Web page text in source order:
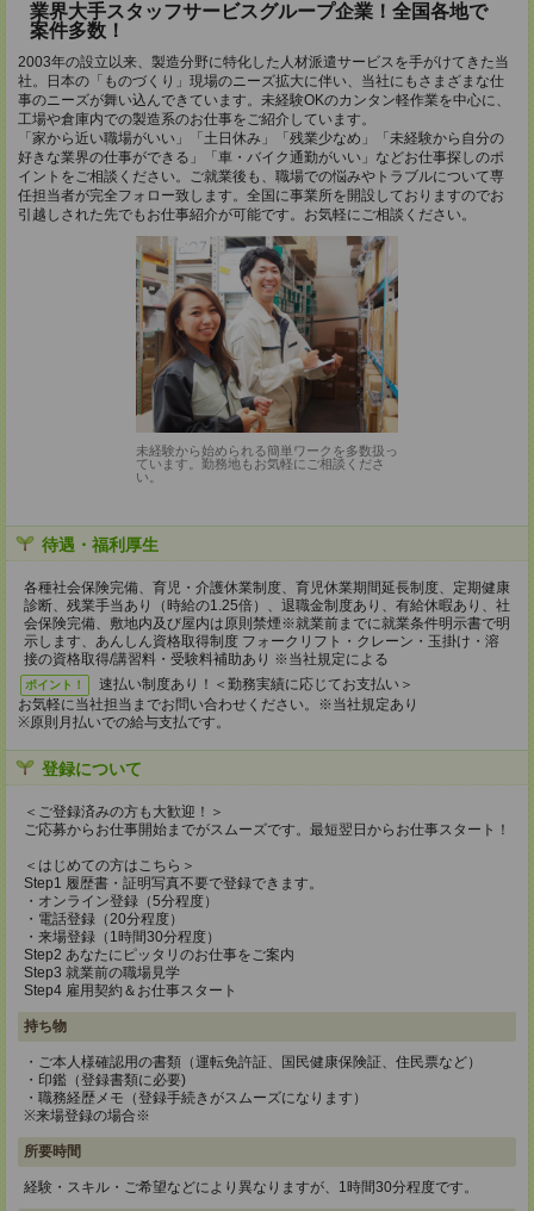
業界大手スタッフサービスグループ企業！全国各地で
案件多数！
2003年の設立以来、製造分野に特化した人材派遣サービスを手がけてきた当
社。日本の「ものづくり」現場のニーズ拡大に伴い、当社にもさまざまな仕
事のニーズが舞い込んできています。未経験OKのカンタン軽作業を中心に、
工場や倉庫内での製造系のお仕事をご紹介しています。
「家から近い職場がいい」「土日休み」「残業少なめ」「未経験から自分の
好きな業界の仕事ができる」「車・バイク通勤がいい」などお仕事探しのポ
イントをご相談ください。ご就業後も、職場での悩みやトラブルについて専
任担当者が完全フォロー致します。全国に事業所を開設しておりますのでお
引越しされた先でもお仕事紹介が可能です。お気軽にご相談ください。
未経験から始められる簡単ワークを多数扱っ
ています。勤務地もお気軽にご相談くださ
い。
待遇・福利厚生
各種社会保険完備、育児・介護休業制度、育児休業期間延長制度、定期健康
診断、残業手当あり（時給の1.25倍）、退職金制度あり、有給休暇あり、社
会保険完備、敷地内及び屋内は原則禁煙※就業前までに就業条件明示書で明
示します、あんしん資格取得制度 フォークリフト・クレーン・玉掛け・溶
接の資格取得/講習料・受験料補助あり ※当社規定による
ポイント！
速払い制度あり！＜勤務実績に応じてお支払い＞
お気軽に当社担当までお問い合わせください。※当社規定あり
※原則月払いでの給与支払です。
登録について
＜ご登録済みの方も大歓迎！＞
ご応募からお仕事開始までがスムーズです。最短翌日からお仕事スタート！
＜はじめての方はこちら＞
Step1 履歴書・証明写真不要で登録できます。
・オンライン登録（5分程度）
・電話登録（20分程度）
・来場登録（1時間30分程度）
Step2 あなたにピッタリのお仕事をご案内
Step3 就業前の職場見学
Step4 雇用契約＆お仕事スタート
持ち物
・ご本人様確認用の書類（運転免許証、国民健康保険証、住民票など）
・印鑑（登録書類に必要)
・職務経歴メモ（登録手続きがスムーズになります）
※来場登録の場合※
所要時間
経験・スキル・ご希望などにより異なりますが、1時間30分程度です。